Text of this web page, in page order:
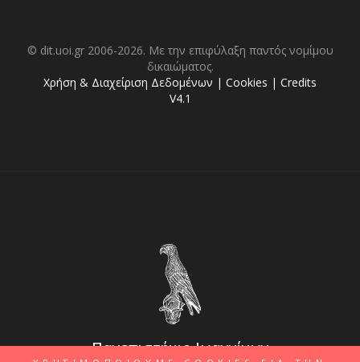
© dit.uoi.gr 2006-2026. Με την επιφύλαξη παντός νομίμου
δικαιώματος.
Χρήση & Διαχείριση Δεδομένων | Cookies | Credits
V4.1
Πανεπιστήμιο Ιωαννίνων